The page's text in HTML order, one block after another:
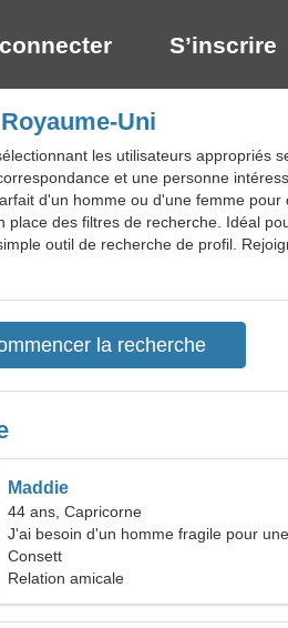
S’inscrire
Uni
les utilisateurs appropriés
et une personne
d'un homme ou d'une femme pour
des filtres de recherche. Idéal
outil de recherche de profil.
Maddie
44 ans, Capricorne
J'ai besoin d'un homme fragile pour une
famille
Consett
Relation amicale